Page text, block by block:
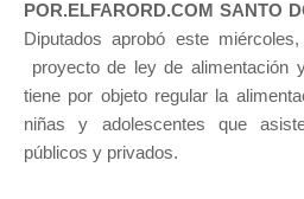
POR.ELFARORD.COM SANTO
Diputados aprobó este
proyecto de ley de alimentación
tiene por objeto regular la
niñas y adolescentes que
públicos y privados.